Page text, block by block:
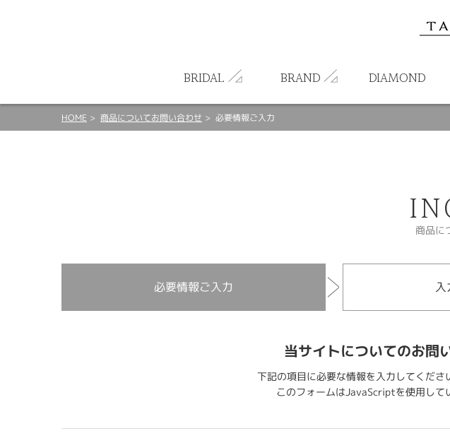
BRIDAL BRAND DIAMOND
HOME 商品についてお問い合わせ 必要情報ご入力
商品に
必要情報ご入力
当サイトについてのお問
下記の項目に必要な情報を入力してくださ
このフォームはJavaScriptを使用して